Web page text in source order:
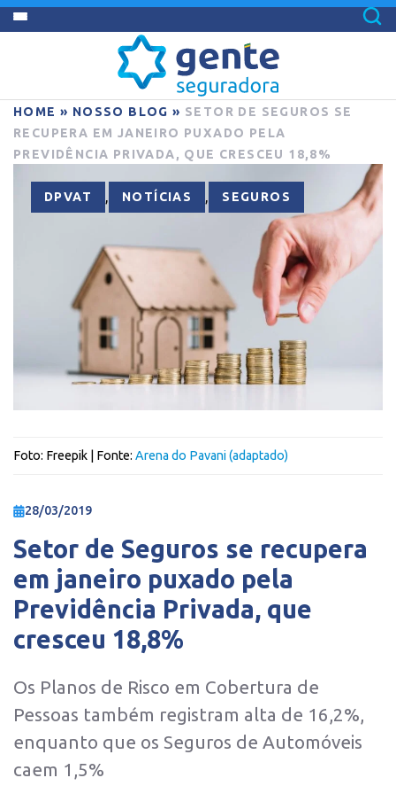
HOME » NOSSO BLOG » SETOR DE SEGUROS SE
RECUPERA EM JANEIRO PUXADO PELA
PREVIDÊNCIA PRIVADA, QUE CRESCEU 18,8%
DPVAT , NOTÍCIAS , SEGUROS
Foto: Freepik | Fonte: Arena do Pavani (adaptado)
28/03/2019
Setor de Seguros se recupera
em janeiro puxado pela
Previdência Privada, que
cresceu 18,8%
Os Planos de Risco em Cobertura de
Pessoas também registram alta de 16,2%,
enquanto que os Seguros de Automóveis
caem 1,5%